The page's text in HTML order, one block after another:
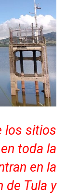
los sitios
toda la
en la
de Tula y